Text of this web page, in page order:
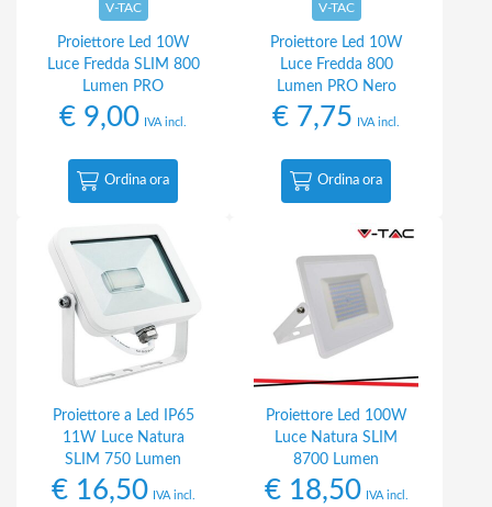
V-TAC
Proiettore Led 10W
Luce Fredda SLIM 800
Lumen PRO
€ 9,00 IVA incl.
Ordina ora
V-TAC
Proiettore Led 10W
Luce Fredda 800
Lumen PRO Nero
€ 7,75 IVA incl.
Ordina ora
Proiettore a Led IP65
11W Luce Natura
SLIM 750 Lumen
€16,50 IVA incl.
Proiettore Led 100W
Luce Natura SLIM
8700 Lumen
€18,50 IVA incl.